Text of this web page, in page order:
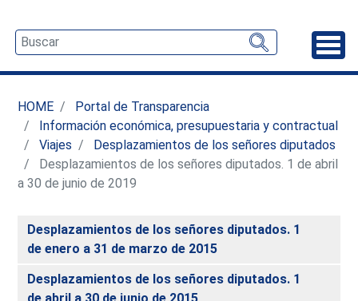
HOME
Portal de Transparencia
Información económica, presupuestaria y contractual
Viajes
Desplazamientos de los señores diputados
Desplazamientos de los señores diputados. 1 de abril
a 30 de junio de 2019
Desplazamientos de los señores diputados. 1
de enero a 31 de marzo de 2015
Desplazamientos de los señores diputados. 1
de abril a 30 de junio de 2015